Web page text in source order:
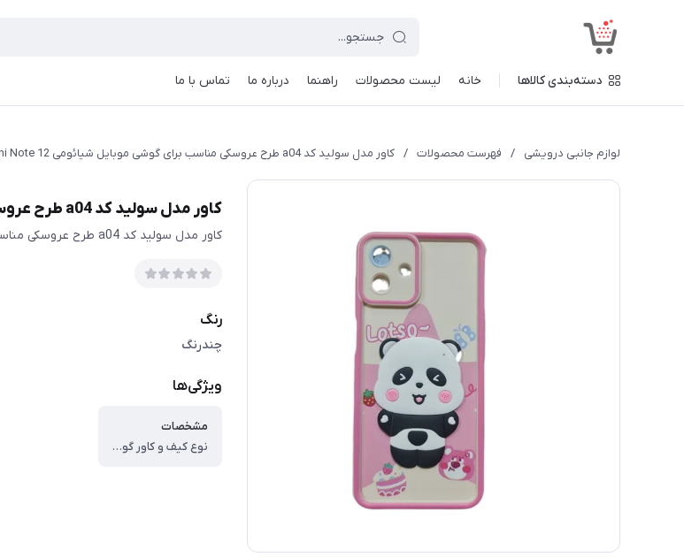
دسته‌بندی کالاها خانه لیست محصولات راهنما درباره ما تماس با ما
لوازم جانبی درویشی / فهرست محصولات / کاور مدل سولید کد a04 طرح عروسکی مناسب برای گوشی موبایل شیائومی Redmi Note 12
کاور مدل سولید کد a04 طرح عروسکی مناسب برای گوشی موبایل شیائومی Redmi Note 12
کاور مدل سولید کد a04 طرح عروسکی مناسب برای گوشی موبایل شیائومی Redmi Note 12
رنگ
چندرنگ
ویژگی‌ها
مشخصات
نوع کیف و کاور گوشی ، کاور ، وزن ، ۶۰ گرم ، سازگار با گوشی موبایل ، Xiaomi Redmi Note ۱۲ ۴G ، ساختار ، مات ، سطح پوشش ، حفاظت از دکمه‌ها ، لبه راست ، لبه چپ ، لبه پایینی ، لبه بالایی ، قاب پشتی